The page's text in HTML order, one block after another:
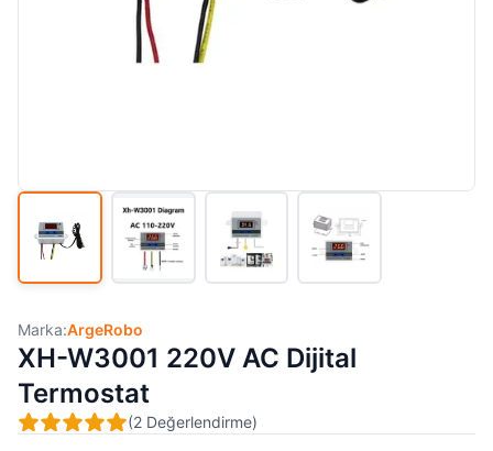
Marka:ArgeRobo
XH-W3001 220V AC Dijital
Termostat
(2 Değerlendirme)